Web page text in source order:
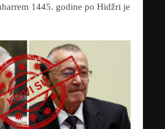
1445. godine po Hidžri je